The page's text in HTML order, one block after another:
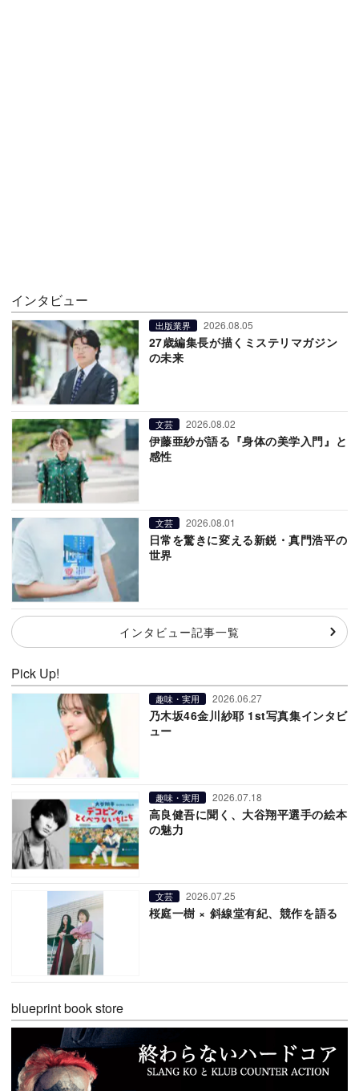
インタビュー
出版業界 2026.08.05
27歳編集長が描くミステリマガジン
の未来
文芸 2026.08.02
伊藤亜紗が語る『身体の美学入門』と
感性
文芸 2026.08.01
日常を驚きに変える新鋭・真門浩平の
世界
インタビュー記事一覧
Pick Up!
趣味・実用 2026.06.27
乃木坂46金川紗耶 1st写真集インタビ
ュー
趣味・実用 2026.07.18
高良健吾に聞く、大谷翔平選手の絵本
の魅力
文芸 2026.07.25
桜庭一樹 × 斜線堂有紀、競作を語る
blueprint book store